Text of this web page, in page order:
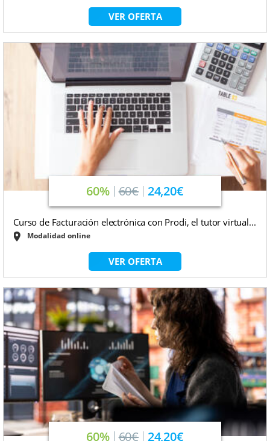
VER OFERTA
60% 60€ 24,20€
Curso de Facturación electrónica con Prodi, el tutor virtual...
Modalidad online
VER OFERTA
60% 60€ 24,20€